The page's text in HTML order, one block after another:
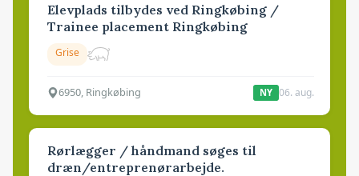
Elevplads tilbydes ved Ringkøbing /
Trainee placement Ringkøbing
Grise
6950, Ringkøbing NY 06. aug.
Rørlægger / håndmand søges til
dræn/entreprenørarbejde.